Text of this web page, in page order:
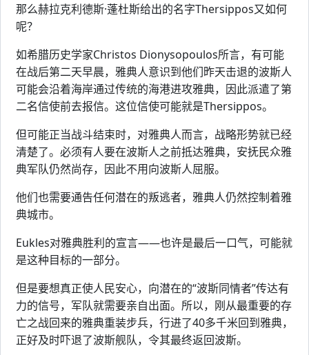
那么赫拉克利德斯·蓬杜斯给出的名字Thersippos又如何
呢？
如希腊历史学家Christos Dionysopoulos所言，有可能
在战后第二天早晨，雅典人意识到他们昨天击退的波斯人
可能会沿着海岸通过传统的海港进攻雅典，因此派遣了第
二名信使前去报信。这位信使可能就是Thersippos。
但可能正当战斗结束时，对雅典人而言，战略形势就已经
清楚了。必须有人要在波斯人之前抵达雅典，安抚民众雅
典军队仍然尚存，因此不用向波斯人屈服。
他们也需要通告任何潜在的叛逃者，雅典人仍然控制着雅
典城市。
Eukles对雅典胜利的宣言——也许是最后一口气，可能就
是这种目标的一部分。
但是要想真正使人民安心，向潜在的“波斯同情者”传达有
力的信号，军队就需要亲自出面。所以，刚从最重要的存
亡之战回来的雅典重装步兵，行进了40多千米回到雅典，
正好及时吓退了波斯舰队，令其最终返回波斯。